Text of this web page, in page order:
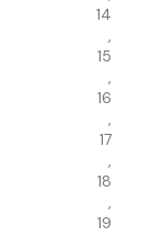
14
,
15
,
16
,
17
,
18
,
19